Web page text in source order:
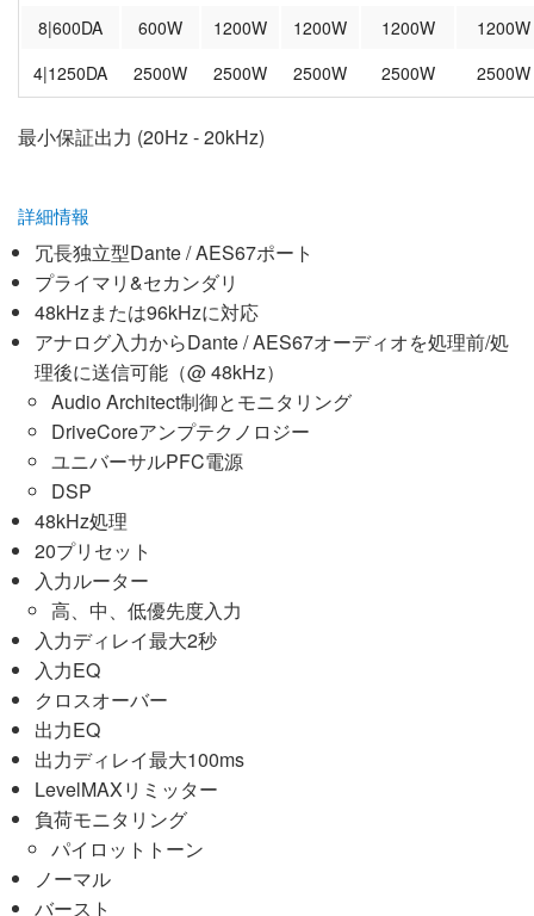
8|600DA
600W 1200W 1200W 1200W
1200W
4|1250DA
2500W 2500W 2500W 2500W 2500W
最小保証出力 (20Hz - 20kHz)
詳細情報
冗長独立型Dante / AES67ポート
プライマリ&セカンダリ
48kHzまたは96kHzに対応
アナログ入力からDante / AES67オーディオを処理前/処
理後に送信可能（@ 48kHz）
Audio Architect制御とモニタリング
DriveCoreアンプテクノロジー
ユニバーサルPFC電源
DSP
48kHz処理
20プリセット
入力ルーター
高、中、低優先度入力
入力ディレイ最大2秒
入力EQ
クロスオーバー
出力EQ
出力ディレイ最大100ms
LevelMAXリミッター
負荷モニタリング
パイロットトーン
ノーマル
バースト